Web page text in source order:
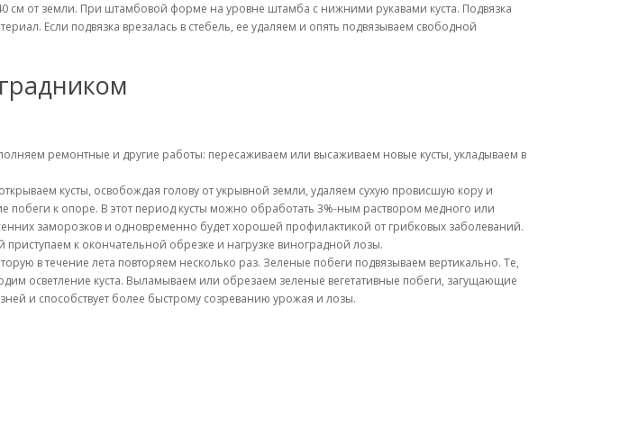
от земли. При штамбовой форме на уровне штамба с нижними рукавами куста. Подвязка
Если подвязка врезалась в стебель, ее удаляем и опять подвязываем свободной
ремонтные и другие работы: пересаживаем или высаживаем новые кусты, укладываем в
кусты, освобождая голову от укрывной земли, удаляем сухую провисшую кору и
побеги к опоре. В этот период кусты можно обработать 3%-ным раствором медного или
заморозков и одновременно будет хорошей профилактикой от грибковых заболеваний.
к окончательной обрезке и нагрузке виноградной лозы.
в течение лета повторяем несколько раз. Зеленые побеги подвязываем вертикально. Те,
осветление куста. Выламываем или обрезаем зеленые вегетативные побеги, загущающие
и способствует более быстрому созреванию урожая и лозы.